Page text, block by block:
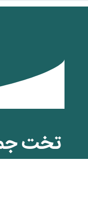
تخت